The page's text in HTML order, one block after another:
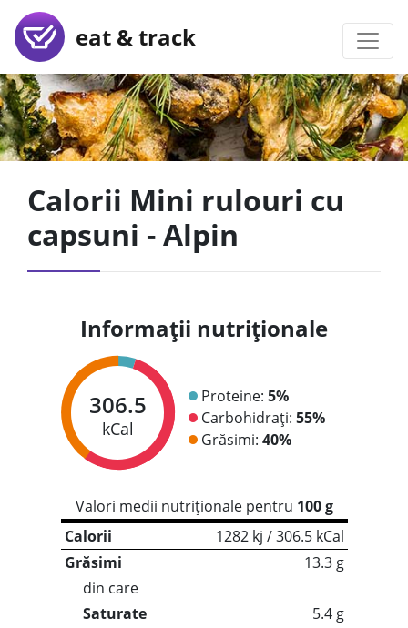
eat & track
Calorii Mini rulouri cu
capsuni - Alpin
Informații nutriționale
306.5
kCal
Proteine: 5%
Carbohidrați: 55%
Grăsimi: 40%
Valori medii nutriționale pentru 100 g
Calorii
1282 kj / 306.5 kCal
Grăsimi
13.3 g
din care
Saturate
5.4 g